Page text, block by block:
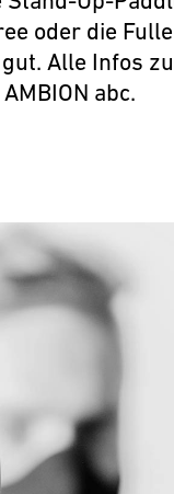
oder die
Alle Infos
abc.